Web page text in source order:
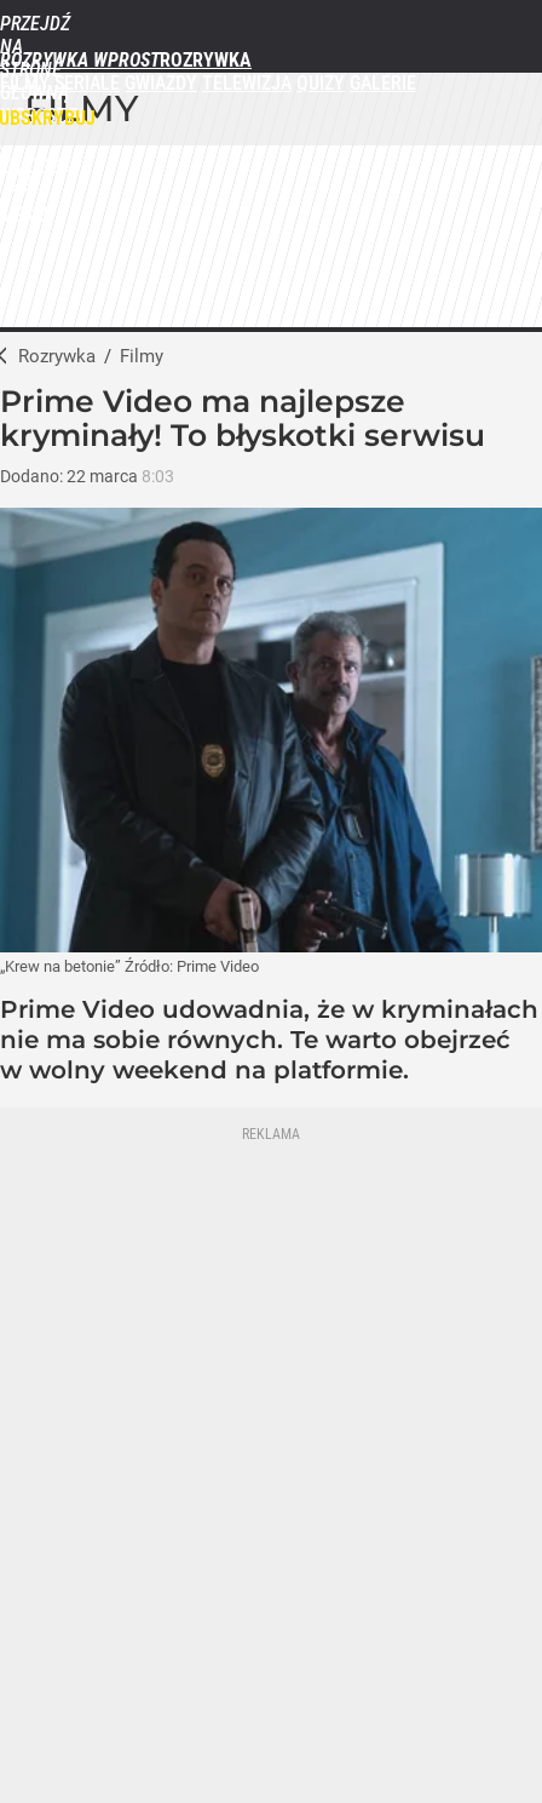
PRZEJDŹ
NA
STRONĘ
GŁÓWNĄ
WPROST.PL
ROZRYWKA WPROST
FILMY
Rozrywka / Filmy
Prime Video ma najlepsze
kryminały! To błyskotki serwisu
Dodano:22 marca 8:03
„Krew na betonie” Źródło: Prime Video
Prime Video udowadnia, że w kryminałach
nie ma sobie równych. Te warto obejrzeć
w wolny weekend na platformie.